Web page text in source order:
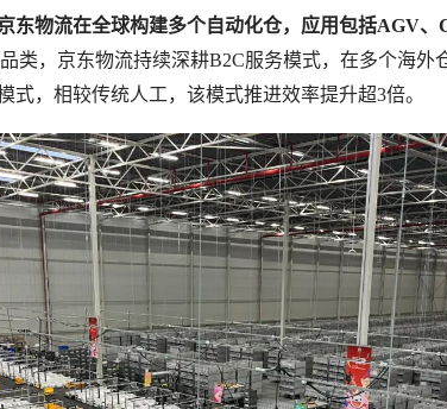
东物流在全球构建多个自动化仓，应用包括AGV
类，京东物流持续深耕B2C服务模式，在多个海外
式，相较传统人工，该模式推进效率提升超3倍。